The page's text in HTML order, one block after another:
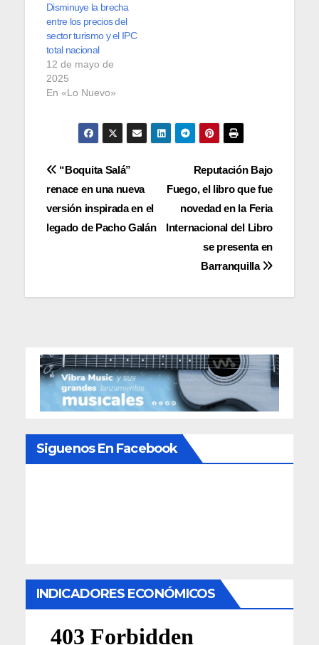
Disminuye la brecha
entre los precios del
sector turismo y el IPC
total nacional
12 de mayo de
2025
En «Lo Nuevo»
Navegación
de
entradas
Reputación Bajo
Fuego, el libro que fue
novedad en la Feria
Internacional del Libro
se presenta en
Barranquilla
“Boquita Salá”
renace en una nueva
versión inspirada en el
legado de Pacho Galán
Siguenos En Facebook
INDICADORES ECONÓMICOS